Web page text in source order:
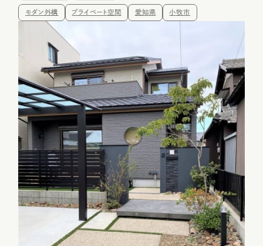
モダン外構 プライベート空間 愛知県 小牧市